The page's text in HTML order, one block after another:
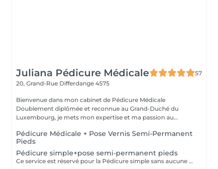
Juliana Pédicure Médicale
57
20, Grand-Rue Differdange 4575
Bienvenue dans mon cabinet de Pédicure Médicale
Doublement diplômée et reconnue au Grand-Duché du
Luxembourg, je mets mon expertise et ma passion au...
Pédicure Médicale + Pose Vernis Semi-Permanent
Pieds
Pédicure simple+pose semi-permanent pieds
Ce service est réservé pour la Pédicure simple sans aucune pathologie particulier(ongle incarné/callosités ou mycoses=Pédicure Médicale)